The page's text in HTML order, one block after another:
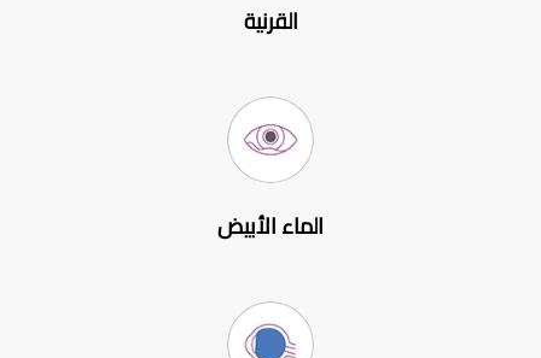
القرنية
الماء الأبيض